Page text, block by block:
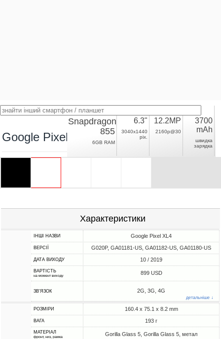
Google Pixel 4 XL
Snapdragon
855
6GB RAM
6.3"
3040x1440
pix.
12.2MP
2160p@30
3700
mAh
швидка
зарядка
Характеристики
ІНШІ НАЗВИ Google Pixel XL4
ВЕРСІЇ G020P, GA01181-US, GA01182-US, GA01180-US
ДАТА ВИХОДУ 10 / 2019
ВАРТІСТЬ
на момент виходу 899 USD
ЗВ'ЯЗОК 2G, 3G, 4G
детальніше ↓
РОЗМІРИ 160.4 x 75.1 x 8.2 mm
ВАГА 193 г
МАТЕРІАЛ
фронт, низ, рамка Gorilla Glass 5, Gorilla Glass 5, метал